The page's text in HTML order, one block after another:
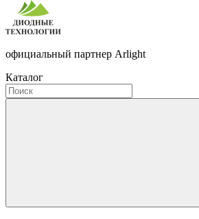
официальный партнер Arlight
Каталог